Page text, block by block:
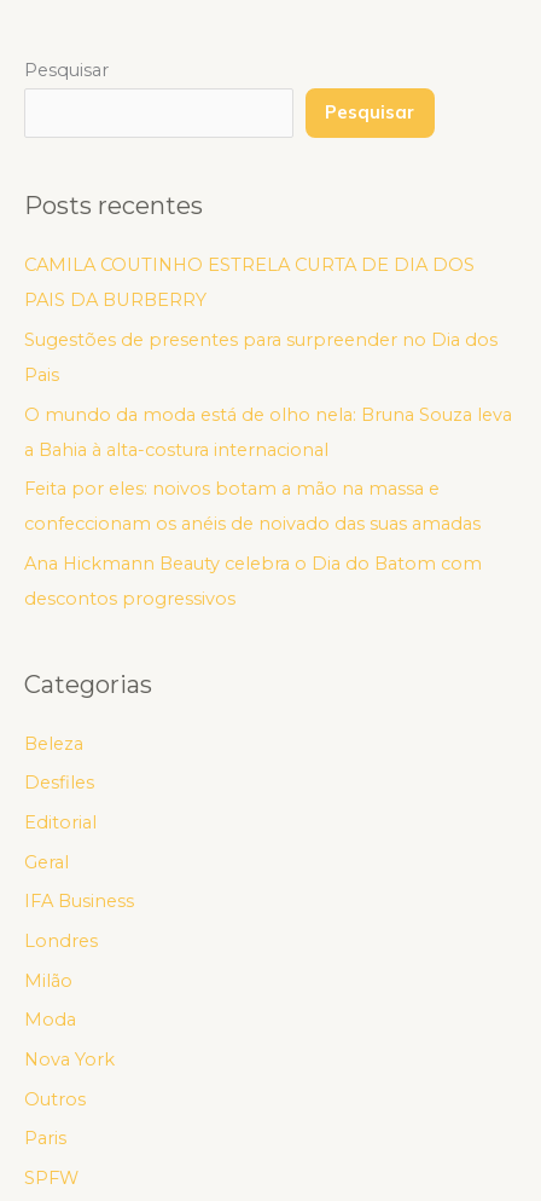
Pesquisar
Pesquisar
Posts recentes
CAMILA COUTINHO ESTRELA CURTA DE DIA DOS
PAIS DA BURBERRY
Sugestões de presentes para surpreender no Dia dos
Pais
O mundo da moda está de olho nela: Bruna Souza leva
a Bahia à alta-costura internacional
Feita por eles: noivos botam a mão na massa e
confeccionam os anéis de noivado das suas amadas
Ana Hickmann Beauty celebra o Dia do Batom com
descontos progressivos
Categorias
Beleza
Desfiles
Editorial
Geral
IFA Business
Londres
Milão
Moda
Nova York
Outros
Paris
SPFW